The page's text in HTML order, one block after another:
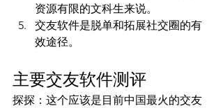
资源有限的文科生来说。
交友软件是脱单和拓展社交圈的有
效途径。
主要交友软件测评
探探：这个应该是目前中国最火的交友